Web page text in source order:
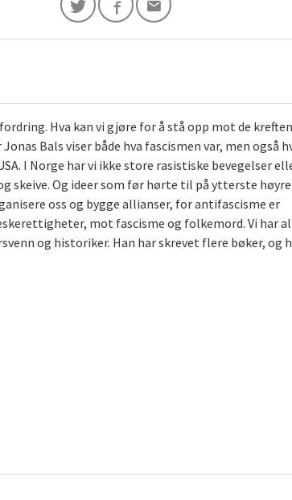
Hva kan vi gjøre for å stå opp mot de
Bals viser både hva fascismen var, men også
I Norge har vi ikke store rasistiske bevegelser
skeive. Og ideer som før hørte til på ytterste
oss og bygge allianser, for antifascisme er
mot fascisme og folkemord. Vi har
og historiker. Han har skrevet flere bøker, og